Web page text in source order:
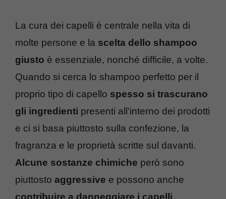
La cura dei capelli è centrale nella vita di
molte persone e la scelta dello shampoo
giusto è essenziale, nonché difficile, a volte.
Quando si cerca lo shampoo perfetto per il
proprio tipo di capello spesso si trascurano
gli ingredienti presenti all’interno dei prodotti
e ci si basa piuttosto sulla confezione, la
fragranza e le proprietà scritte sul davanti.
Alcune sostanze chimiche però sono
piuttosto aggressive e possono anche
contribuire a danneggiare i capelli,